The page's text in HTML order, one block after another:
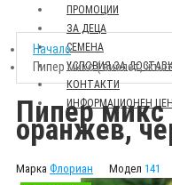
ПРОМОЦИИ
ЗА ДЕЦА
СЕМЕНА
УСЛОВИЯ ЗА
КОНТАКТИ
ИНФОРМАЦИОНЕН
Начало
Пипер микс ( виолет,
Пипер микс
оранжев,
Марка Флориан Модел 141